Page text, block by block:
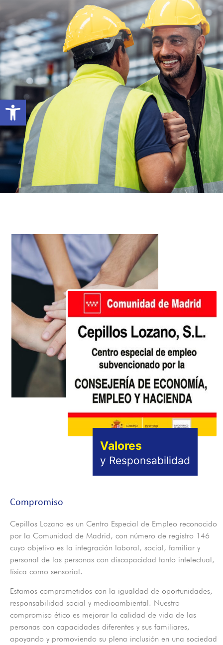
Abrir barra de herramientas
Valores
y Responsabilidad
Compromiso
Cepillos Lozano es un Centro Especial de Empleo reconocido
por la Comunidad de Madrid, con número de registro 146
cuyo objetivo es la integración laboral, social, familiar y
personal de las personas con discapacidad tanto intelectual,
física como sensorial.
Estamos comprometidos con la igualdad de oportunidades,
responsabilidad social y medioambiental. Nuestro
compromiso ético es mejorar la calidad de vida de las
personas con capacidades diferentes y sus familiares,
apoyando y promoviendo su plena inclusión en una sociedad